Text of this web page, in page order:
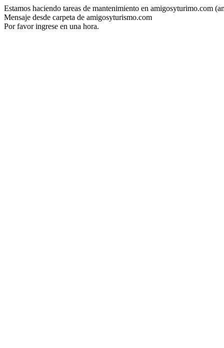
Estamos haciendo tareas de mantenimiento en amigosyturimo.com
Mensaje desde carpeta de amigosyturismo.com
Por favor ingrese en una hora.